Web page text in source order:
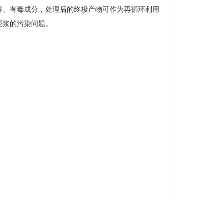
有毒成分，处理后的终极产物可作为再循环利用
的污染问题。